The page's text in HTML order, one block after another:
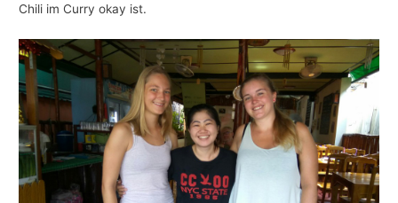
Chili im Curry okay ist.